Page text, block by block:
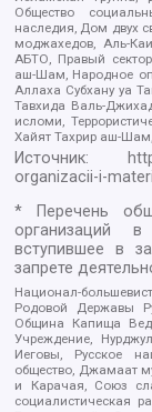
Общество
наследия, Дом двух
моджахедов, Аль-
АБТО, Правый
аш-Шам, Народное
Аллаха Субхану уа
Тавхида Валь-
исломи,
Хайят Тахрир аш-
Источник:
organizacii-i-
* Перечень
организаций
вступившее в
запрете
Национал-
Родовой Державы
Община Капища
Учреждение,
Иеговы, Русское
общество, Джамаат
и Карачая, Союз
социалистическая